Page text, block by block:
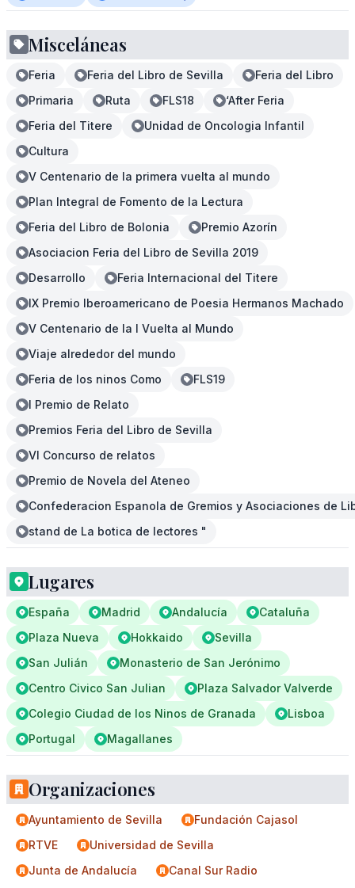
Misceláneas
Feria Feria del Libro de Sevilla
Feria del Libro
Primaria
Ruta FLS18
‘After Feria
Feria del Titere
Unidad de Oncologia Infantil
Cultura
V Centenario de la primera vuelta al mundo
Plan Integral de Fomento de la Lectura
Feria del Libro de Bolonia
Premio Azorín
Asociacion Feria del Libro de Sevilla 2019
Desarrollo
Feria Internacional del Titere
IX Premio Iberoamericano de Poesia Hermanos Machado
V Centenario de la I Vuelta al Mundo
Viaje alrededor del mundo
Feria de los ninos Como
FLS19
I Premio de Relato
Premios Feria del Libro de Sevilla
VI Concurso de relatos
Premio de Novela del Ateneo
Confederacion Espanola de Gremios y Asociaciones de
stand de La botica de lectores "
Lugares
España Madrid Andalucía
Cataluña
Plaza Nueva
Hokkaido
Sevilla
San Julián
Monasterio de San Jerónimo
Centro Civico San Julian
Plaza Salvador Valverde
Colegio Ciudad de los Ninos de Granada
Lisboa
Portugal
Magallanes
Organizaciones
Ayuntamiento de Sevilla
Fundación Cajasol
RTVE
Universidad de Sevilla
Junta de Andalucía
Canal Sur Radio